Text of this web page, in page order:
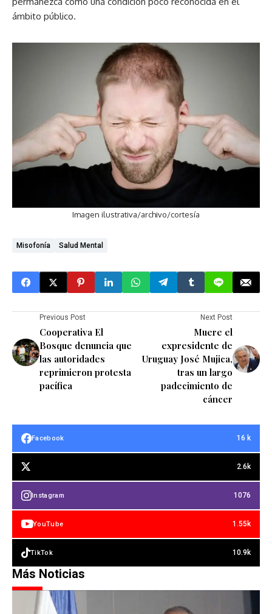
ámbito público.
Imagen ilustrativa/archivo/cortesía
Misofonía Salud Mental
Previous Post
Cooperativa El
Bosque denuncia que
las autoridades
reprimieron protesta
pacífica
Next Post
Muere el
expresidente de
Uruguay José Mujica,
tras un largo
padecimiento de
cáncer
Facebook 16 k
2.6k
Instagram 1076
YouTube 1.55k
TikTok 10.9k
Más Noticias